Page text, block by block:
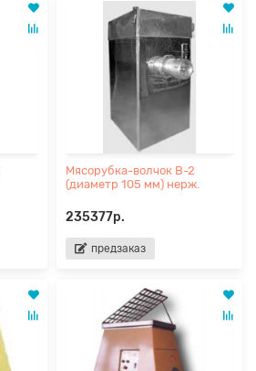
Мясорубка-волчок В-2
(диаметр 105 мм) нерж.
235377р.
предзаказ